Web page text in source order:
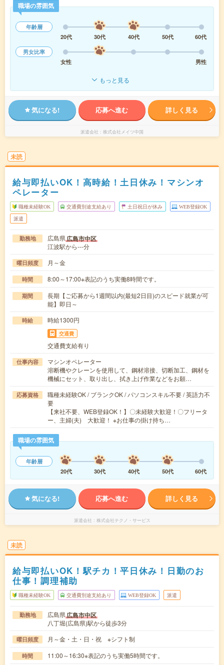
職場の雰囲気
年齢層
20代
30代 40代 50代
60代
男女比率
女性
男性
もっと見る
気になる! 応募へ進む 詳しく見る
派遣会社 株式会社メイツ中国
未読
給与即払いOK！高時給！土日休み！マシンオ
ペレーター
職種未経験OK 交通費別途支給あり 土日祝日が休み WEB登録OK
派遣
勤務地 広島県広島市中区
江波駅から---分
曜日頻度 月～金
時間 8:00～17:00※表記のうち実働8時間です。
期間
長期【ご応募から1週間以内(最短2日目)のスピード就業が可
能】即日～
時給 時給1300円
交通費
交通費支給有り
仕事内容
マシンオペレーター
溶断機やクレーンを使用して、鋼材溶接、切断加工、鋼材を
機械にセット、取り出し、拭き上げ作業などをお願…
応募資格
職種未経験OK / ブランクOK / パソコンスキル不要 / 英語力不
要
【来社不要、WEB登録OK！】〇未経験大歓迎！〇フリータ
ー、主婦(夫) 大歓迎！ ※お仕事の掛け持ち…
職場の雰囲気
年齢層
20代
30代 40代 50代 60代
気になる! 応募へ進む 詳しく見る
派遣会社 株式会社テクノ・サービス
未読
給与即払いOK！駅チカ！平日休み！日勤のお
仕事！調理補助
職種未経験OK 交通費別途支給あり WEB登録OK 派遣
勤務地 広島県広島市中区
八丁堀(広島県)駅から徒歩3分
曜日頻度 月～金・土・日・祝 ※シフト制
時間 11:00～16:30※表記のうち実働5時間です。